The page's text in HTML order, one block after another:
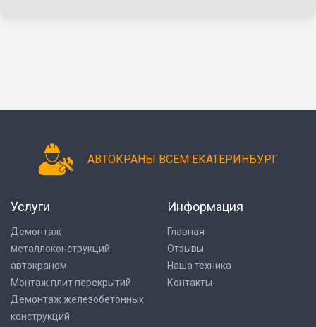
АВТОКРАНЫ ВСЕМ ЕКАТЕРИНБУРГ
Услуги
Демонтаж
металлоконструкций
автокраном
Монтаж плит перекрытий
Демонтаж железобетонных
конструкций
Информация
Главная
Отзывы
Наша техника
Контакты